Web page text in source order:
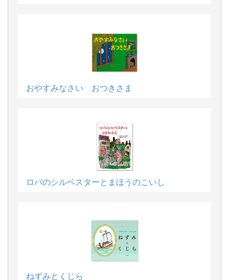
おやすみなさい おつきさま
ロバのシルベスターとまほうのこいし
ねずみとくじら